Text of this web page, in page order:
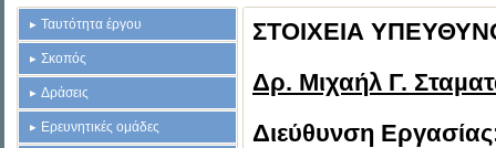
Ταυτότητα έργου
Σκοπός
Δράσεις
Ερευνητικές ομάδες
ΣΤΟΙΧΕΙΑ
Δρ. Μιχαήλ Γ.
Διεύθυνση